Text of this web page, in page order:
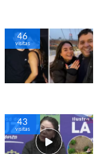
46
visitas
43
visitas